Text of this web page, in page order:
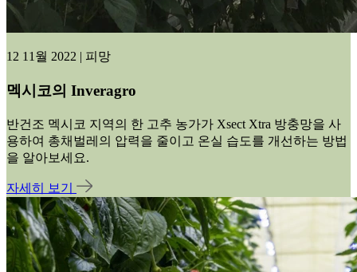
12 11월 2022 | 피망
멕시코의 Inveragro
반건조 멕시코 지역의 한 고추 농가가 Xsect Xtra 방충망을 사
용하여 총채벌레의 압력을 줄이고 온실 습도를 개선하는 방법
을 알아보세요.
자세히 보기